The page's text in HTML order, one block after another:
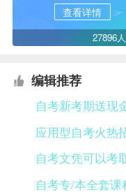
查看详情
27896
编辑推荐
自考新考期送现
应用型自考火热
自考文凭可以考
自考专/本全套